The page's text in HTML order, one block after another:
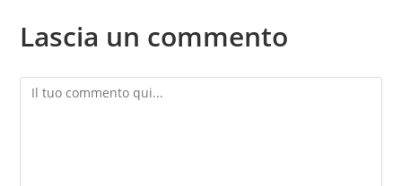
Lascia un commento